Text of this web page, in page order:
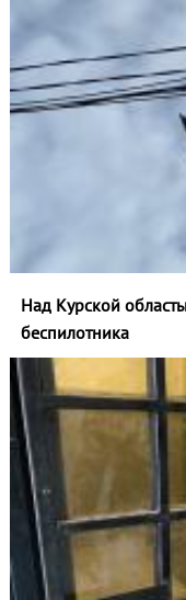
Над Курской
беспилотника